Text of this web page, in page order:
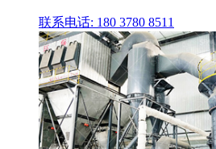
联系电话: 180 3780 8511